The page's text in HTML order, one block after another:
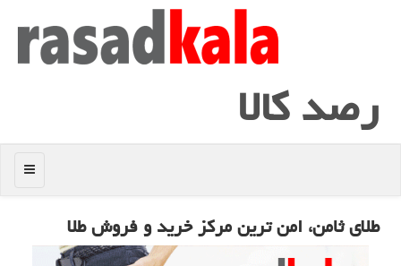
رصد كالا
منو
طلای ثامن، امن ترین مركز خرید و فروش طلا